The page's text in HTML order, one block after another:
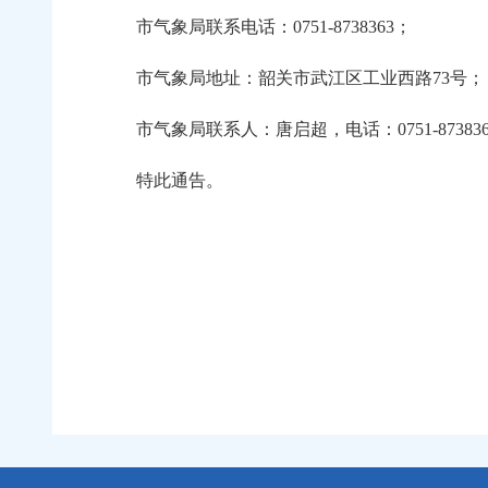
市气象局联系电话：0751-8738363；
市气象局地址：韶关市武江区工业西路73号；
市气象局联系人：唐启超，电话：0751-
特此通告。